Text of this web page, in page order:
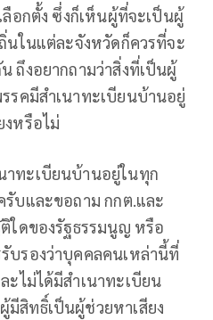
อกตั้ง ซึ่งก็เห็นผู้ที่จะเป็นผู้
นในแต่ละจังหวัดก็ควรที่จะ
ถึงอยากถามว่าสิ่งที่เป็นผู้
รคมีสำเนาทะเบียนบ้านอยู่
หรือไม่
าทะเบียนบ้านอยู่ในทุก
บและขอถาม กกต.และ
ใดของรัฐธรรมนูญ หรือ
บรองว่าบุคคลคนเหล่านี้ที่
ะไม่ได้มีสำเนาทะเบียน
สิทธิ์เป็นผู้ช่วยหาเสียง